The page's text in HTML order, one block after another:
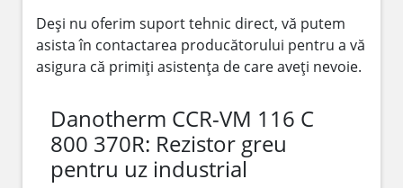
Deși nu oferim suport tehnic direct, vă putem
asista în contactarea producătorului pentru a vă
asigura că primiți asistența de care aveți nevoie.
Danotherm CCR-VM 116 C
800 370R: Rezistor greu
pentru uz industrial